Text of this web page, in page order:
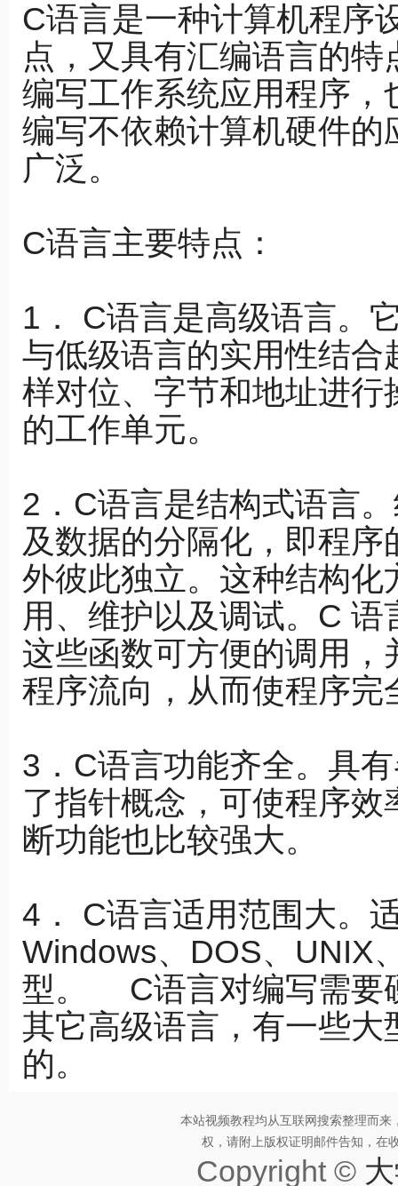
C语言是一种计算机程序
点，又具有汇编语言的
编写工作系统应用程序
编写不依赖计算机硬件
广泛。
C语言主要特点：
1． C语言是高级语言。
与低级语言的实用性结
样对位、字节和地址进
的工作单元。
2．C语言是结构式语言
及数据的分隔化，即程
外彼此独立。这种结构
用、维护以及调试。C
这些函数可方便的调用
程序流向，从而使程序完
3．C语言功能齐全。具
了指针概念，可使程序
断功能也比较强大。
4． C语言适用范围大。
Windows、DOS、UNIX
型。 C语言对编写需要
其它高级语言，有一些
的。
本站视频教程均从互联网搜索整理而
权，请附上版权证明邮件告知，在
Copyright ©